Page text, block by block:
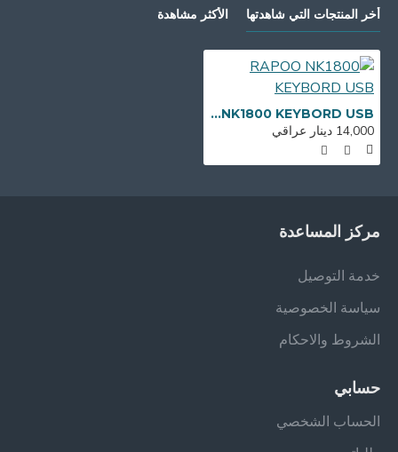
أخر المنتجات التي شاهدتها الأكثر مشاهدة
RAPOO NK1800 KEYBORD USB
14,000 دينار عراقي
مركز المساعدة
خدمة التوصيل
سياسة الخصوصية
الشروط والاحكام
حسابي
الحساب الشخصي